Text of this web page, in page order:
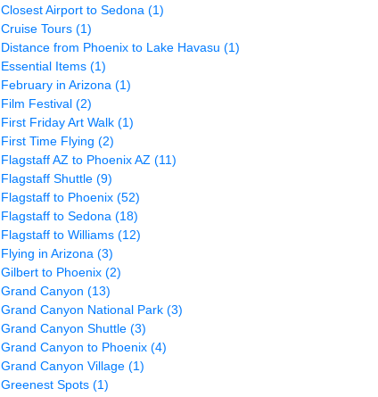
Closest Airport to Sedona(1)
Cruise Tours(1)
Distance from Phoenix to Lake Havasu(1)
Essential Items(1)
February in Arizona(1)
Film Festival(2)
First Friday Art Walk(1)
First Time Flying(2)
Flagstaff AZ to Phoenix AZ(11)
Flagstaff Shuttle(9)
Flagstaff to Phoenix(52)
Flagstaff to Sedona(18)
Flagstaff to Williams(12)
Flying in Arizona(3)
Gilbert to Phoenix(2)
Grand Canyon(13)
Grand Canyon National Park(3)
Grand Canyon Shuttle(3)
Grand Canyon to Phoenix(4)
Grand Canyon Village(1)
Greenest Spots(1)